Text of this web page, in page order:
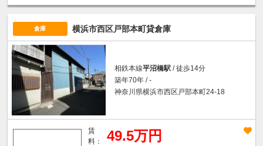
倉庫 横浜市西区戸部本町貸倉庫
相鉄本線平沼橋駅 / 徒歩14分
築年70年 / -
神奈川県横浜市西区戸部本町24-18
賃
料：
49.5万円